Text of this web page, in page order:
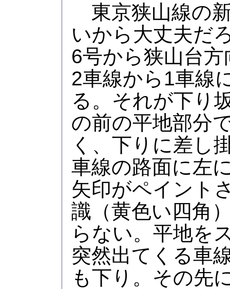
東京狭山線の
いから大丈夫だ
6号から狭山台
2車線から1車線
る。それが下り
の前の平地部分
く、下りに差し
車線の路面に左
矢印がペイント
識（黄色い四角
らない。平地を
突然出てくる車
も下り。その先